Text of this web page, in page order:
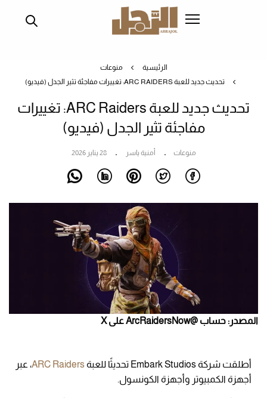
الرئيسية
منوعات
تحديث جديد للعبة ARC RAIDERS: تغييرات مفاجئة تثير الجدل (فيديو)
تحديث جديد للعبة ARC Raiders: تغييرات
مفاجئة تثير الجدل (فيديو)
منوعات أمنية ياسر 28 يناير 2026
المصدر: حساب @ArcRaidersNow على X
أطلقت شركة Embark Studios تحديثًا للعبة
، عبر
أجهزة الكمبيوتر وأجهزة الكونسول.